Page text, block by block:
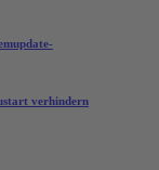
verhindern